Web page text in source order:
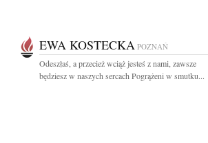
EWA KOSTECKA POZNAŃ
Odeszłaś, a przecież wciąż jesteś z nami, zawsze
będziesz w naszych sercach Pogrążeni w smutku...